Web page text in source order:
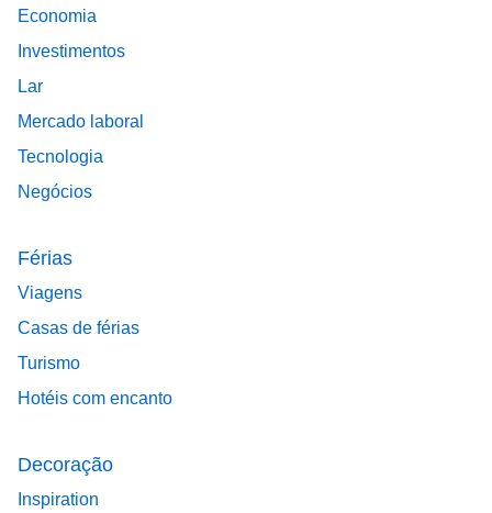
Economia
Investimentos
Lar
Mercado laboral
Tecnologia
Negócios
Férias
Viagens
Casas de férias
Turismo
Hotéis com encanto
Decoração
Inspiration